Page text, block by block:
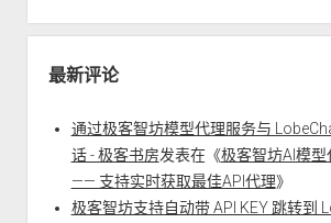
最新评论
通过极客智坊模型代理服务与
话 - 极客书房发表在《极客智坊AI模
—— 支持实时获取最佳API代理》
极客智坊支持自动带 API KEY 跳转到